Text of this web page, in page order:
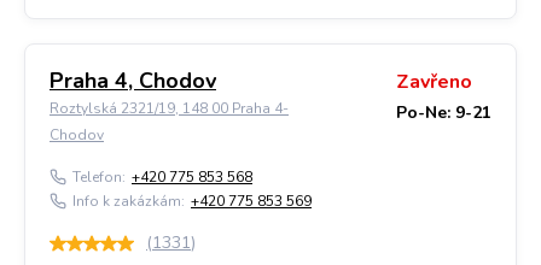
Praha 4, Chodov
Roztylská 2321/19, 148 00 Praha 4-
Chodov
Zavřeno
Po-Ne: 9-21
Telefon: +420 775 853 568
Info k zakázkám: +420 775 853 569
(1331)